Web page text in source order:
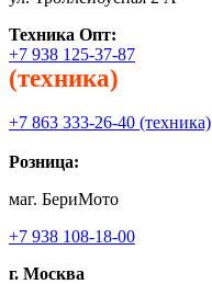
Техника Опт:
+7 938 125-37-87
(техника)
+7 863 333-26-40 (техника)
Розница:
маг. БериМото
+7 938 108-18-00
г. Москва